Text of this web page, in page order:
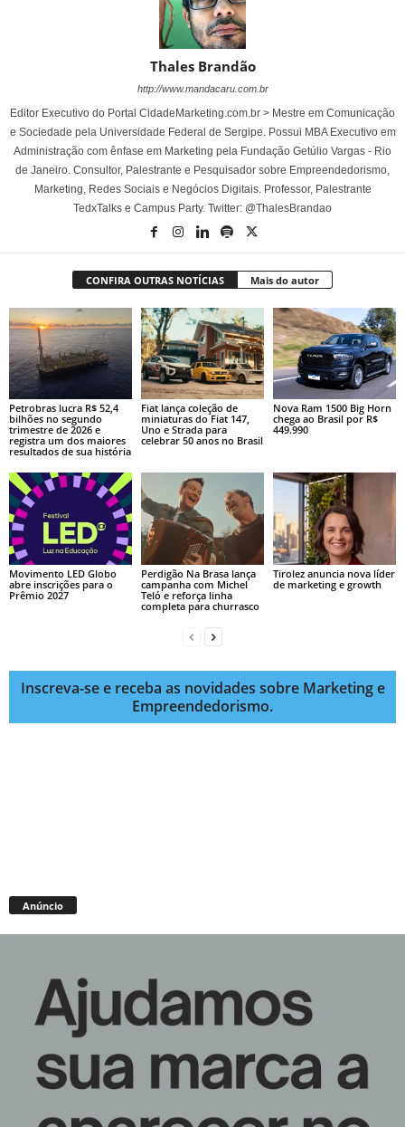
Thales Brandão
http://www.mandacaru.com.br
Editor Executivo do Portal CidadeMarketing.com.br > Mestre em Comunicação
e Sociedade pela Universidade Federal de Sergipe. Possui MBA Executivo em
Administração com ênfase em Marketing pela Fundação Getúlio Vargas - Rio
de Janeiro. Consultor, Palestrante e Pesquisador sobre Empreendedorismo,
Marketing, Redes Sociais e Negócios Digitais. Professor, Palestrante
TedxTalks e Campus Party. Twitter: @ThalesBrandao
CONFIRA OUTRAS NOTÍCIAS Mais do autor
Petrobras lucra R$ 52,4
bilhões no segundo
trimestre de 2026 e
registra um dos maiores
resultados de sua história
Fiat lança coleção de
miniaturas do Fiat 147,
Uno e Strada para
celebrar 50 anos no Brasil
Nova Ram 1500 Big Horn
chega ao Brasil por R$
449.990
Movimento LED Globo
abre inscrições para o
Prêmio 2027
Perdigão Na Brasa lança
campanha com Michel
Teló e reforça linha
completa para churrasco
Tirolez anuncia nova líder
de marketing e growth
Inscreva-se e receba as novidades sobre Marketing e
Empreendedorismo.
Anúncio